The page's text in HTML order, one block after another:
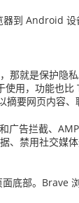
到 Android 设
那就是保护隐
用，功能也比
要网页内容、
广告拦截、
、禁用社交媒
底部。Brave